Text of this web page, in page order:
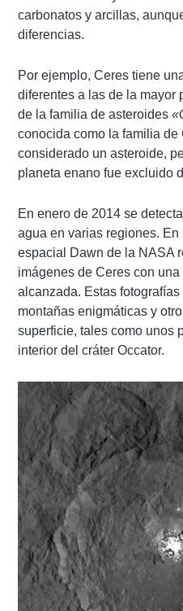
carbonatos y arcillas,
diferencias.
Por ejemplo, Ceres tiene
diferentes a las de la mayor
de la familia de asteroides
conocida como la familia de
considerado un asteroide,
planeta enano fue excluido
En enero de 2014 se
agua en varias regiones.
espacial Dawn de la NASA
imágenes de Ceres con
alcanzada. Estas
montañas enigmáticas y
superficie, tales como unos
interior del cráter Occator.